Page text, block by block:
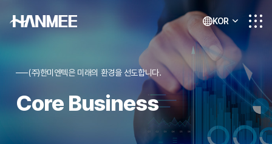
KOR
(주)한미엔텍은 미래의 환경을 선도합니다.
Core Business